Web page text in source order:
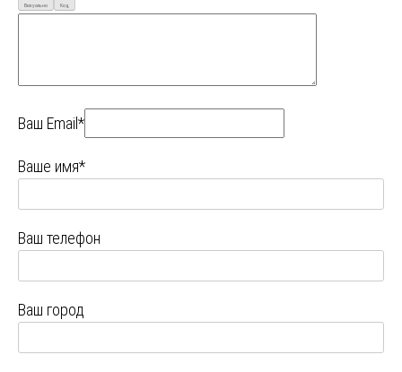
Визуально Код
Ваш Email*
Ваше имя*
Ваш телефон
Ваш город